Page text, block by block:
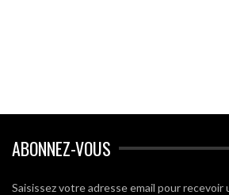
ABONNEZ-VOUS
Saisissez votre adresse email pour